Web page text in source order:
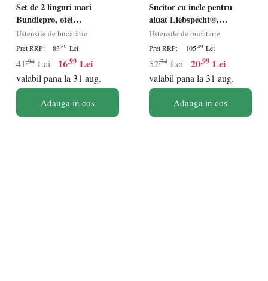
Set de 2 linguri mari
Bundlepro, otel
inoxidabil/silicon, albastru,
34 x 7 cm
Ustensile de bucătărie
Pret RRP: 83,89 Lei
16,99 Lei
41,94 Lei
valabil pana la 31 aug.
Adauga in cos
Sucitor cu inele pentru
aluat Liebspecht®,
silicon/otel inoxidabil,
argintiu/rosu, 36 x 3,5 cm
Ustensile de bucătărie
Pret RRP: 105,49 Lei
20,99 Lei
52,74 Lei
valabil pana la 31 aug.
Adauga in cos